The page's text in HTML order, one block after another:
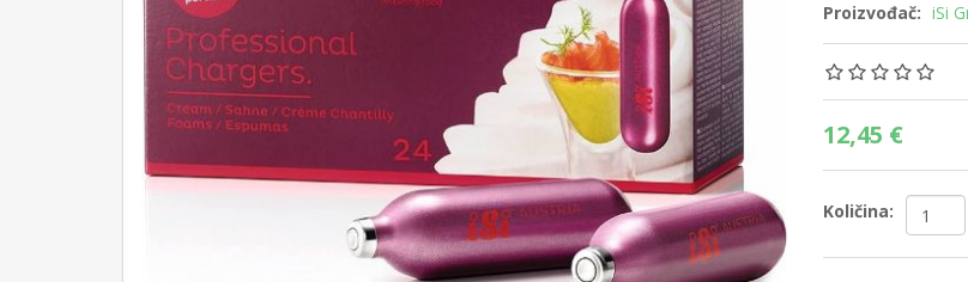
Proizvođač: iSi
12,45 €
Količina: